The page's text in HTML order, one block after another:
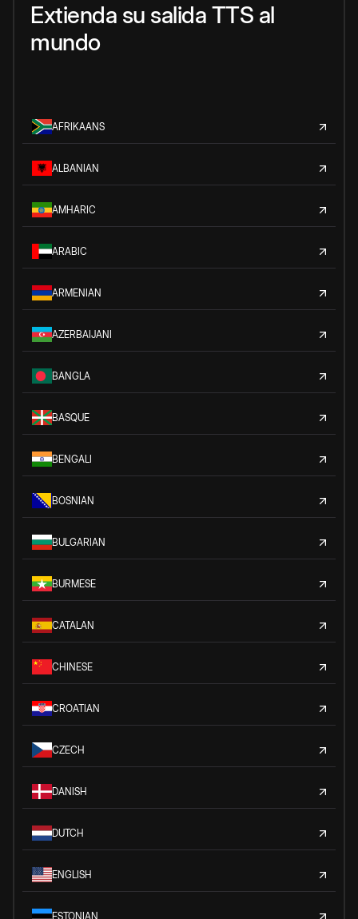
Extienda su salida TTS al
mundo
AFRIKAANS
ALBANIAN
AMHARIC
ARABIC
ARMENIAN
AZERBAIJANI
BANGLA
BASQUE
BENGALI
BOSNIAN
BULGARIAN
BURMESE
CATALAN
CHINESE
CROATIAN
CZECH
DANISH
DUTCH
ENGLISH
ESTONIAN